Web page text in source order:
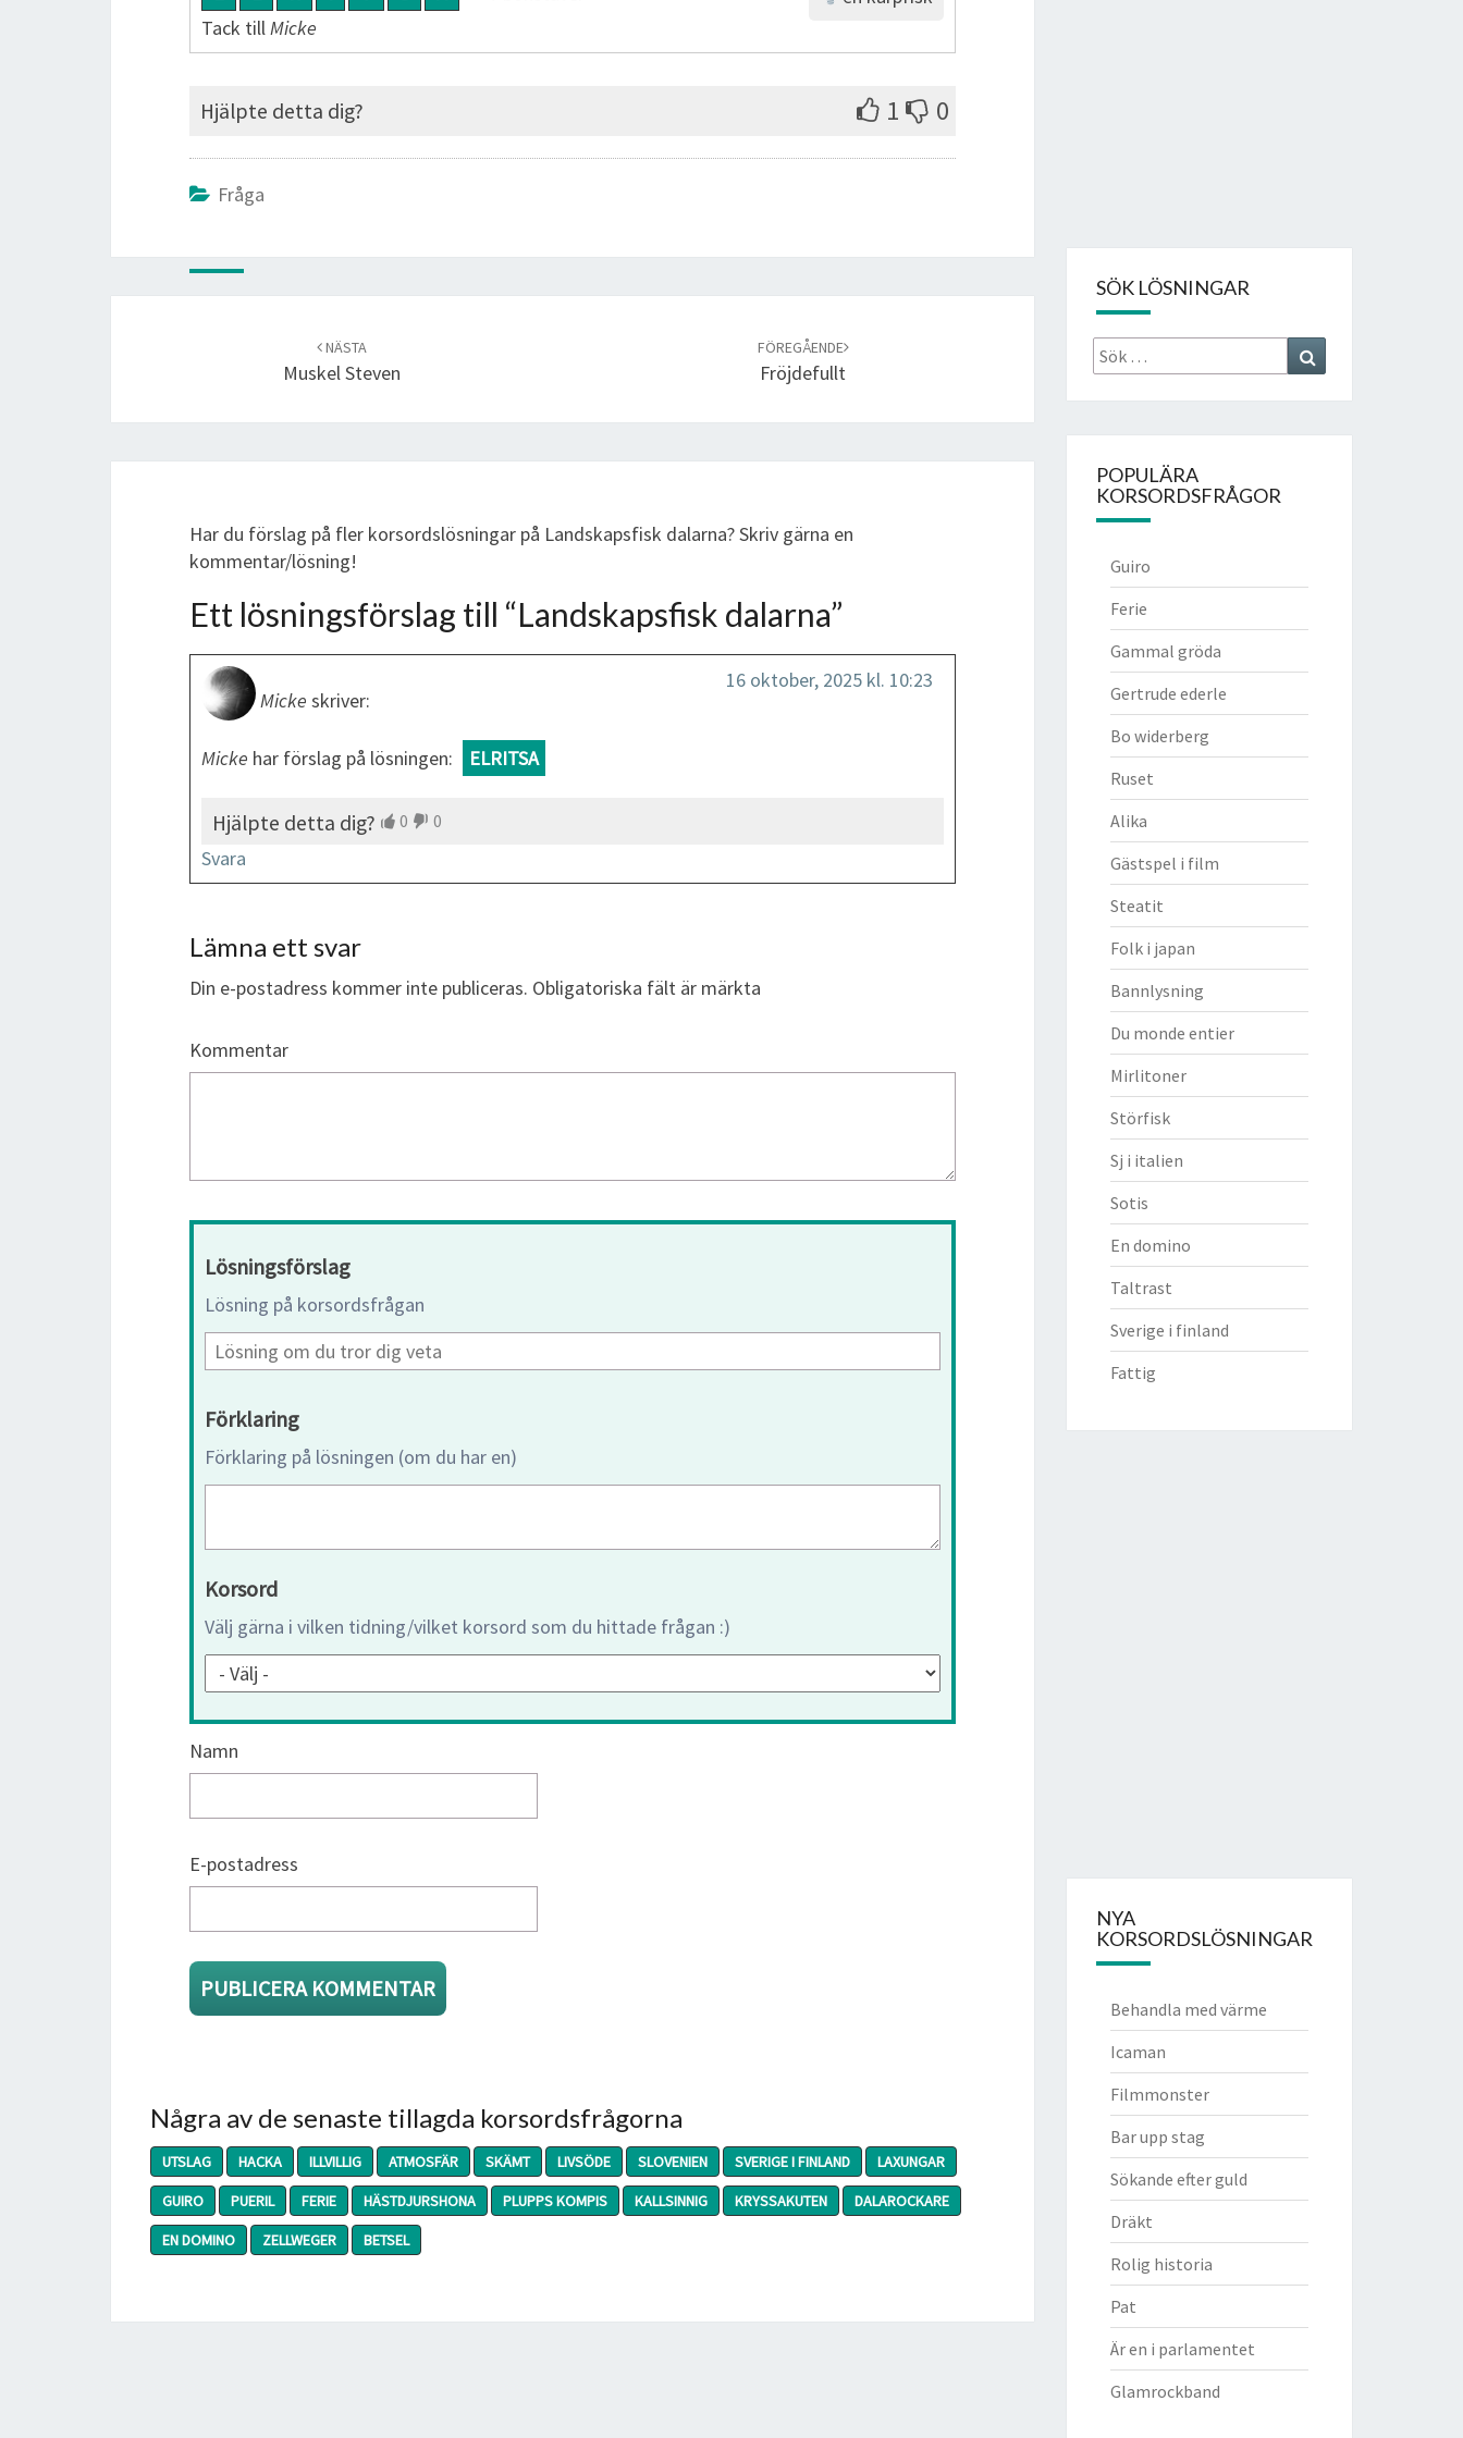
Tack tillMicke
Hjälpte detta dig? 1 0
Fråga
NÄSTA
Muskel Steven
FÖREGÅENDE
Fröjdefullt
Har du förslag på fler korsordslösningar på Landskapsfisk dalarna? Skriv gärna en
kommentar/lösning!
Ett lösningsförslag till “Landskapsfisk dalarna”
Micke skriver:
16 oktober, 2025 kl. 10:23
Micke har förslag på lösningen: ELRITSA
Hjälpte detta dig? 0 0
Svara
Lämna ett svar
Din e-postadress kommer inte publiceras. Obligatoriska fält är märkta
Kommentar
Lösningsförslag
Lösning på korsordsfrågan
Förklaring
Förklaring på lösningen (om du har en)
Korsord
Välj gärna i vilken tidning/vilket korsord som du hittade frågan :)
Namn
E-postadress
Några av de senaste tillagda korsordsfrågorna
UTSLAG HACKA ILLVILLIG ATMOSFÄR SKÄMT LIVSÖDE SLOVENIEN SVERIGE I FINLAND
LAXUNGAR
GUIRO
PUERIL FERIE HÄSTDJURSHONA PLUPPS KOMPIS KALLSINNIG KRYSSAKUTEN
DALAROCKARE
EN DOMINO
ZELLWEGER BETSEL
SÖK LÖSNINGAR
Sök
efter:
POPULÄRA
KORSORDSFRÅGOR
Guiro
Ferie
Gammal gröda
Gertrude ederle
Bo widerberg
Ruset
Alika
Gästspel i film
Steatit
Folk i japan
Bannlysning
Du monde entier
Mirlitoner
Störfisk
Sj i italien
Sotis
En domino
Taltrast
Sverige i finland
Fattig
NYA
KORSORDSLÖSNINGAR
Behandla med värme
Icaman
Filmmonster
Bar upp stag
Sökande efter guld
Dräkt
Rolig historia
Pat
Är en i parlamentet
Glamrockband